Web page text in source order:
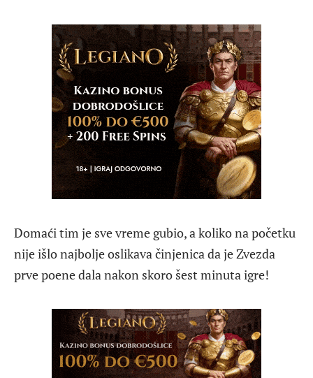
Domaći tim je sve vreme gubio, a koliko na početku
nije išlo najbolje oslikava činjenica da je Zvezda
prve poene dala nakon skoro šest minuta igre!